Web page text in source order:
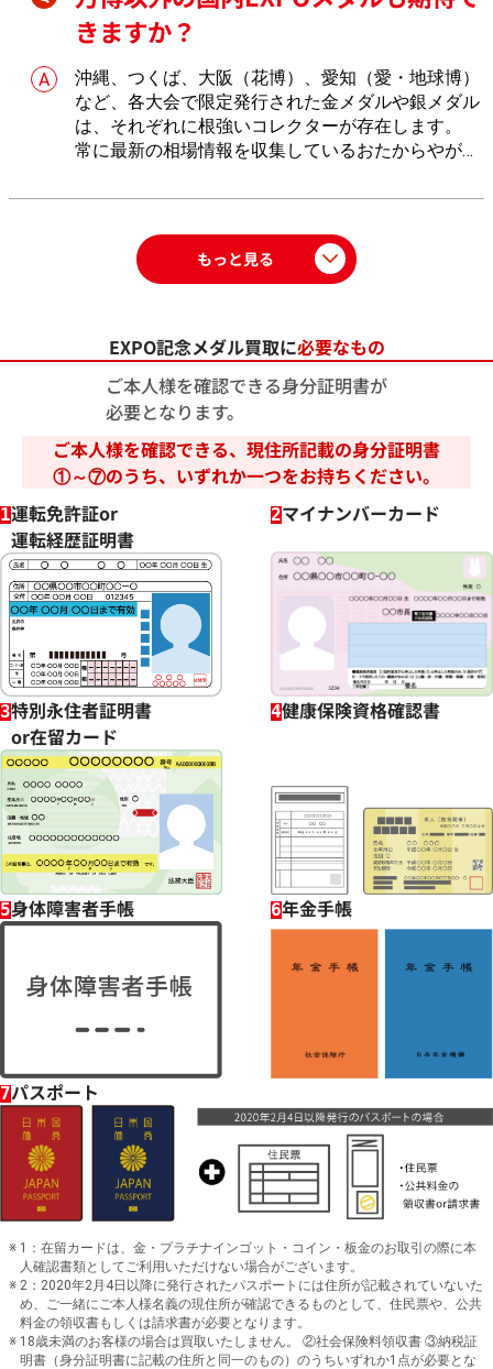
きますか？
沖縄、つくば、大阪（花博）、愛知（愛・地球博）
など、各大会で限定発行された金メダルや銀メダル
は、それぞれに根強いコレクターが存在します。
常に最新の相場情報を収集しているおたからやが、
もっと見る
EXPO記念メダル買取に必要なもの
ご本人様を確認できる身分証明書が
必要となります。
ご本人様を確認できる、現住所記載の身分証明書
①～⑦のうち、いずれか一つをお持ちください。
1運転免許証or
運転経歴証明書
2マイナンバーカード
3特別永住者証明書
or在留カード
4健康保険資格確認書
5身体障害者手帳 6年金手帳
7パスポート
1：在留カードは、金・プラチナインゴット・コイン・板金のお取引の際に本
人確認書類としてご利用いただけない場合がございます。
2：2020年2月4日以降に発行されたパスポートには住所が記載されていないた
め、ご一緒にご本人様名義の現住所が確認できるものとして、住民票や、公共
料金の領収書もしくは請求書が必要となります。
18歳未満のお客様の場合は買取いたしません。 ②社会保険料領収書 ③納税証
明書（身分証明書に記載の住所と同一のもの）のうちいずれか1点が必要とな